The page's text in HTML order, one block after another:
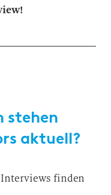
stehen
aktuell?
Interviews finden